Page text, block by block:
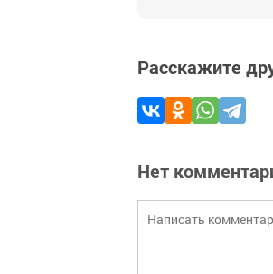
Расскажите
Нет